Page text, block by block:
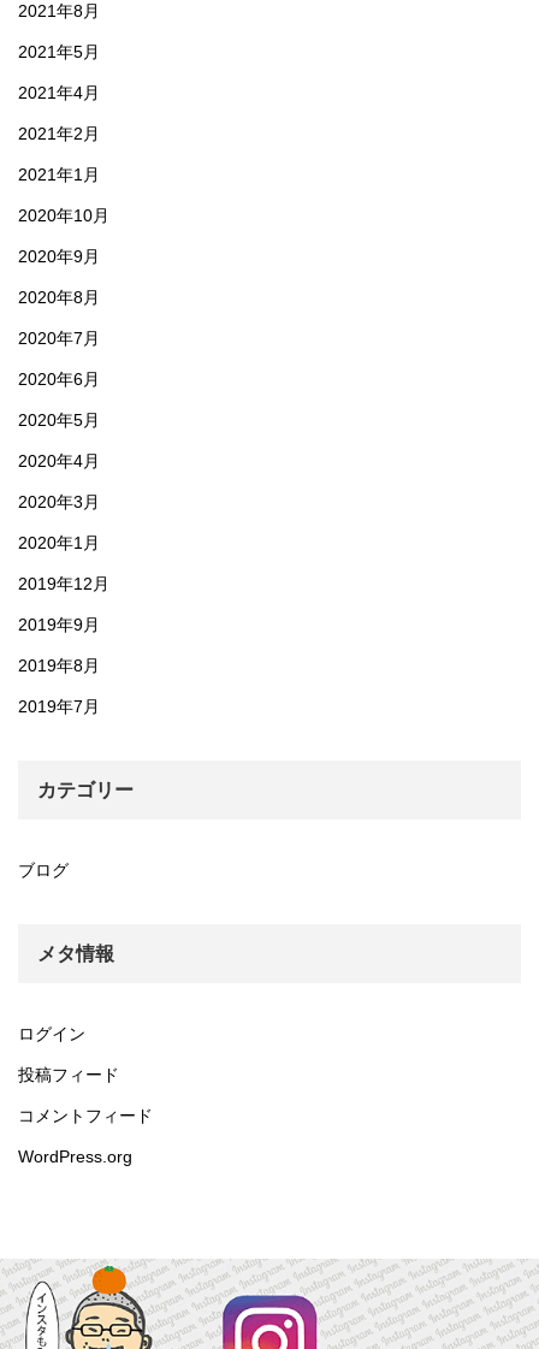
2021年8月
2021年5月
2021年4月
2021年2月
2021年1月
2020年10月
2020年9月
2020年8月
2020年7月
2020年6月
2020年5月
2020年4月
2020年3月
2020年1月
2019年12月
2019年9月
2019年8月
2019年7月
カテゴリー
ブログ
メタ情報
ログイン
投稿フィード
コメントフィード
WordPress.org